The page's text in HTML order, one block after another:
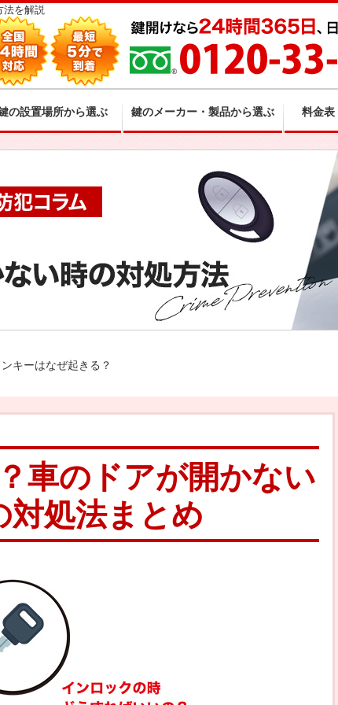
法を解説
の設置場所から選ぶ 鍵のメーカー・製品から選ぶ 料金表
キーはなぜ起きる？
車のドアが開かない
対処法まとめ